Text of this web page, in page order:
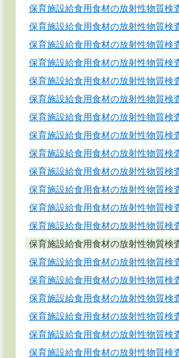
保育施設給食用食材の放射性物質検
保育施設給食用食材の放射性物質検
保育施設給食用食材の放射性物質検
保育施設給食用食材の放射性物質検
保育施設給食用食材の放射性物質検
保育施設給食用食材の放射性物質検
保育施設給食用食材の放射性物質検
保育施設給食用食材の放射性物質検
保育施設給食用食材の放射性物質検
保育施設給食用食材の放射性物質検
保育施設給食用食材の放射性物質検
保育施設給食用食材の放射性物質検
保育施設給食用食材の放射性物質検
保育施設給食用食材の放射性物質検
保育施設給食用食材の放射性物質検
保育施設給食用食材の放射性物質検
保育施設給食用食材の放射性物質検
保育施設給食用食材の放射性物質検
保育施設給食用食材の放射性物質検
保育施設給食用食材の放射性物質検